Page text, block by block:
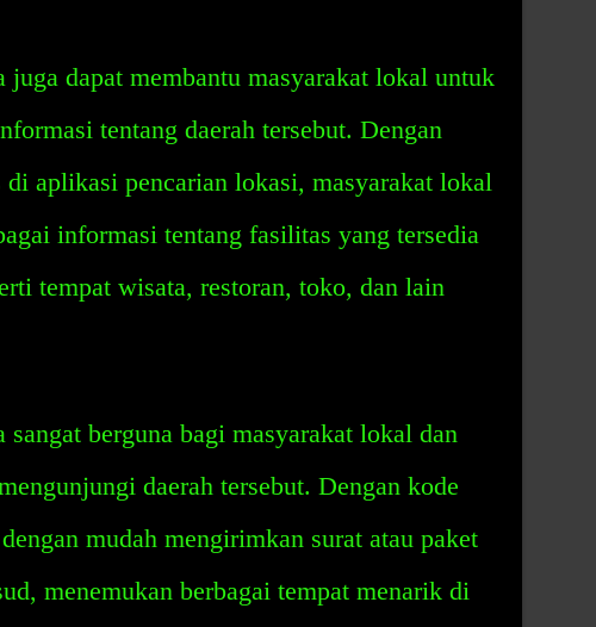
juga dapat membantu masyarakat lokal untuk
tentang daerah tersebut. Dengan
di aplikasi pencarian lokasi, masyarakat lokal
informasi tentang fasilitas yang tersedia
tempat wisata, restoran, toko, dan lain
sangat berguna bagi masyarakat lokal dan
daerah tersebut. Dengan kode
mudah mengirimkan surat atau paket
menemukan berbagai tempat menarik di